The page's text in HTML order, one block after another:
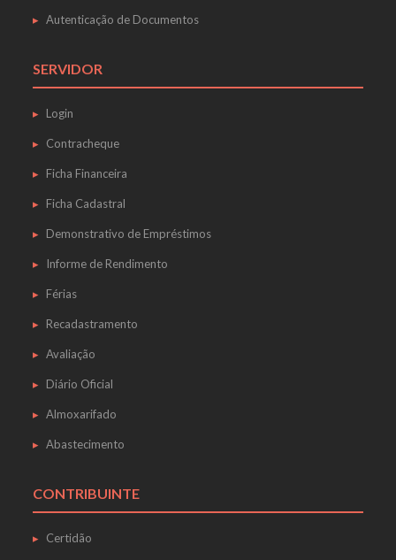
Autenticação de Documentos
SERVIDOR
Login
Contracheque
Ficha Financeira
Ficha Cadastral
Demonstrativo de Empréstimos
Informe de Rendimento
Férias
Recadastramento
Avaliação
Diário Oficial
Almoxarifado
Abastecimento
CONTRIBUINTE
Certidão